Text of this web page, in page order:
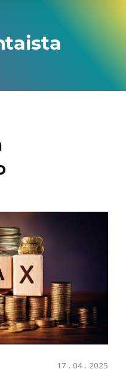
17 . 04 . 2025